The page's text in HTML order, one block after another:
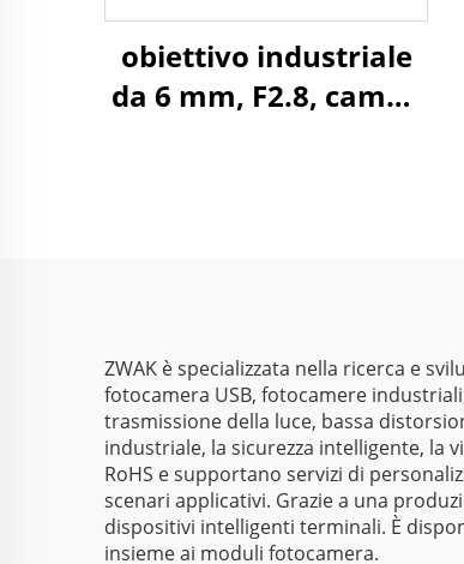
obiettivo industriale
da 6 mm, F2.8, campo
ZWAK è specializzata nella ricerca e
fotocamera USB, fotocamere
trasmissione della luce, bassa
industriale, la sicurezza intelligente,
RoHS e supportano servizi di
scenari applicativi. Grazie a una
dispositivi intelligenti terminali. È
insieme ai moduli fotocamera.